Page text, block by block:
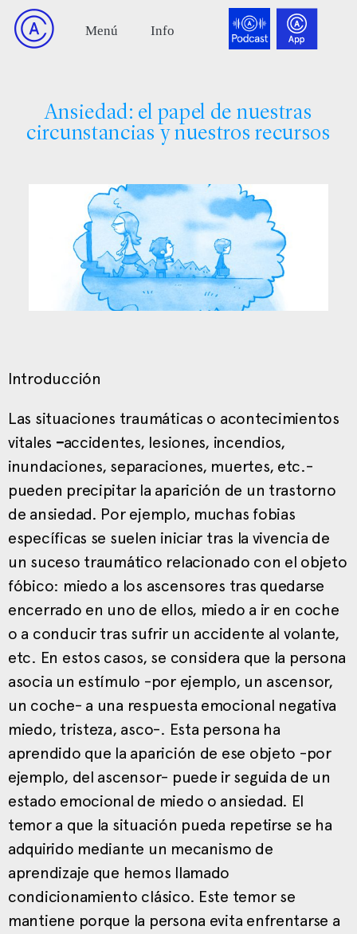
Ansiedad: el papel de nuestras
circunstancias y nuestros recursos
Introducción
Las situaciones traumáticas o acontecimientos
vitales –accidentes, lesiones, incendios,
inundaciones, separaciones, muertes, etc.-
pueden precipitar la aparición de un trastorno
de ansiedad. Por ejemplo, muchas fobias
específicas se suelen iniciar tras la vivencia de
un suceso traumático relacionado con el objeto
fóbico: miedo a los ascensores tras quedarse
encerrado en uno de ellos, miedo a ir en coche
o a conducir tras sufrir un accidente al volante,
etc. En estos casos, se considera que la persona
asocia un estímulo -por ejemplo, un ascensor,
un coche- a una respuesta emocional negativa
miedo, tristeza, asco-. Esta persona ha
aprendido que la aparición de ese objeto -por
ejemplo, del ascensor- puede ir seguida de un
estado emocional de miedo o ansiedad. El
temor a que la situación pueda repetirse se ha
adquirido mediante un mecanismo de
aprendizaje que hemos llamado
condicionamiento clásico. Este temor se
mantiene porque la persona evita enfrentarse a